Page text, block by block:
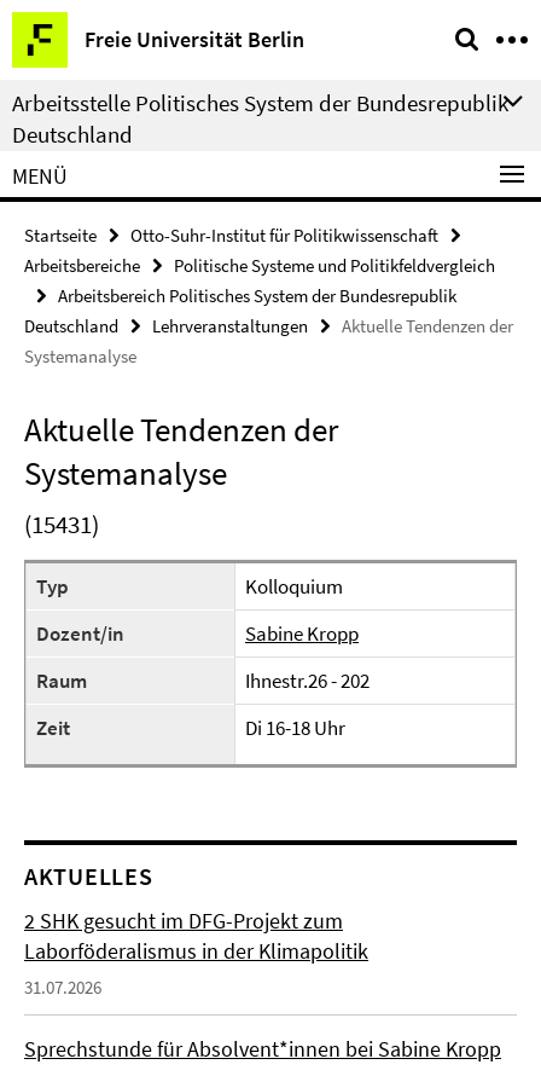
Springe
direkt
zu
Inhalt
Freie Universität Berlin
Service-
Navigation
Arbeitsstelle Politisches System der Bundesrepublik
Deutschland
MENÜ
Startseite
Otto-Suhr-Institut für Politikwissenschaft
Arbeitsbereiche
Politische Systeme und Politikfeldvergleich
Arbeitsbereich Politisches System der Bundesrepublik
Deutschland
Lehrveranstaltungen
Aktuelle Tendenzen der
Systemanalyse
Aktuelle Tendenzen der
Systemanalyse
(15431)
Typ
Kolloquium
Dozent/in
Sabine Kropp
Raum
Ihnestr.26 - 202
Zeit
Di 16-18 Uhr
AKTUELLES
2 SHK gesucht im DFG-Projekt zum
Laborföderalismus in der Klimapolitik
31.07.2026
Sprechstunde für Absolvent*innen bei Sabine Kropp